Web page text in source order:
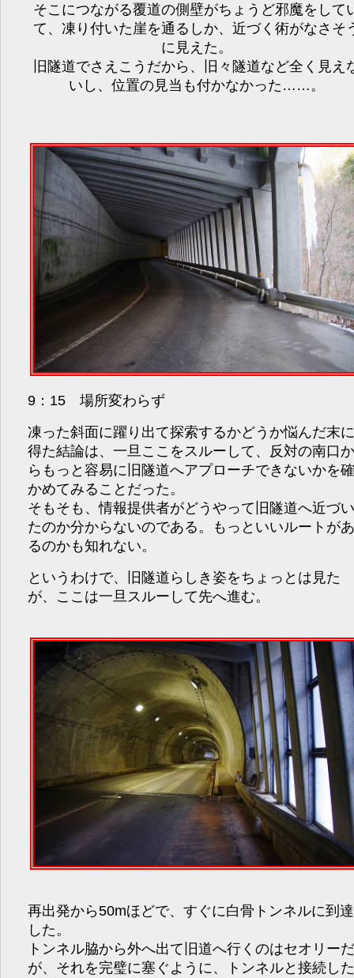
そこにつながる覆道の側壁がちょうど邪魔をして
て、凍り付いた崖を通るしか、近づく術がなさそ
に見えた。
旧隧道でさえこうだから、旧々隧道など全く見え
いし、位置の見当も付かなかった……。
9：15 場所変わらず
凍った斜面に躍り出て探索するかどうか悩んだ末
得た結論は、一旦ここをスルーして、反対の南口
らもっと容易に旧隧道へアプローチできないかを
かめてみることだった。
そもそも、情報提供者がどうやって旧隧道へ近づ
たのか分からないのである。もっといいルートが
るのかも知れない。
というわけで、旧隧道らしき姿をちょっとは見た
が、ここは一旦スルーして先へ進む。
再出発から50mほどで、すぐに白骨トンネルに到達
した。
トンネル脇から外へ出て旧道へ行くのはセオリー
が、それを完璧に塞ぐように、トンネルと接続し